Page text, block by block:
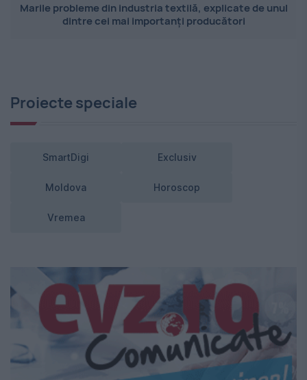
Marile probleme din industria textilă, explicate de unul
dintre cei mai importanți producători
Proiecte speciale
SmartDigi Exclusiv
Moldova Horoscop
Vremea